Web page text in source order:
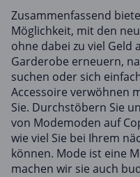
Zusammenfassend
Möglichkeit, mit den
ohne dabei zu viel Geld
Garderobe erneuern,
suchen oder sich
Accessoire verwöhnen
Sie. Durchstöbern Sie
von Modemoden auf
wie viel Sie bei Ihrem
können. Mode ist eine
machen wir sie auch